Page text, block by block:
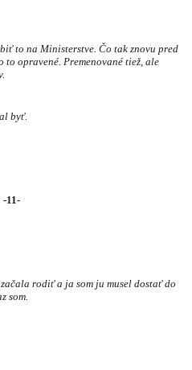
to na Ministerstve. Čo tak znovu pred
opravené. Premenované tiež, ale
byť.
-11-
rodiť a ja som ju musel dostať do
som.